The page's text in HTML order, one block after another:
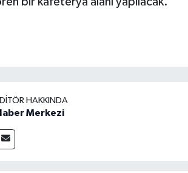
HAKKINDA
Merkezi